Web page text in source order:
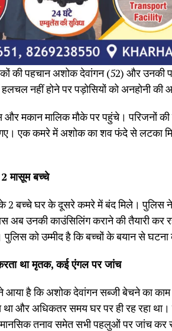
की पहचान अशोक देवांगन (52) और उनकी
नहीं होने पर पड़ोसियों को अनहोनी की
मकान मालिक मौके पर पहुंचे। परिजनों की
एक कमरे में अशोक का शव फंदे से लटका
मासूम बच्चे
2 बच्चे घर के दूसरे कमरे में बंद मिले। पुलिस ने
अब उनकी काउंसिलिंग कराने की तैयारी
को उम्मीद है कि बच्चों के बयान से
था मृतक, कई एंगल पर जांच
आया है कि अशोक देवांगन सब्जी बेचने का
था और अधिकतर समय घर पर ही रह रहा
मानसिक तनाव समेत सभी पहलुओं पर जांच कर